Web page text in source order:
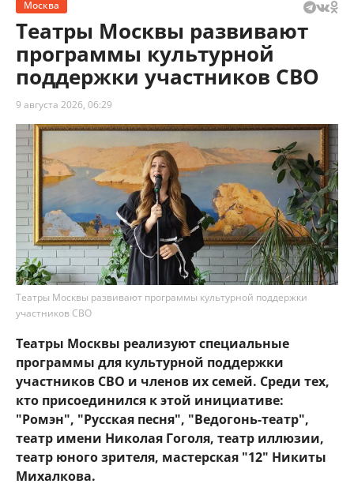
Москва
Театры Москвы развивают
программы культурной
поддержки участников СВО
9 августа 2026, 06:29
Театры Москвы развивают программы культурной поддержки
участников СВО
Театры Москвы реализуют специальные
программы для культурной поддержки
участников СВО и членов их семей. Среди тех,
кто присоединился к этой инициативе:
"Ромэн", "Русская песня", "Ведогонь-театр",
театр имени Николая Гоголя, театр иллюзии,
театр юного зрителя, мастерская "12" Никиты
Михалкова.